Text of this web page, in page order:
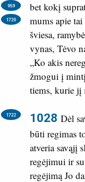
bet kokį
959
1720
mums apie
šviesa,
vynas, Tėvo
„Ko akis
žmogui į
tiems, kurie jį
1028
1722
Dėl
būti regimas
atveria savąjį
regėjimui ir
regėjimą Jo